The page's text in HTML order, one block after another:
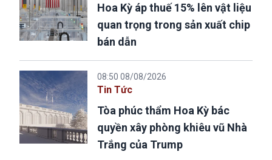
Hoa Kỳ áp thuế 15% lên vật liệu
quan trọng trong sản xuất chip
bán dẫn
08:50 08/08/2026
Tin Tức
Tòa phúc thẩm Hoa Kỳ bác
quyền xây phòng khiêu vũ Nhà
Trắng của Trump